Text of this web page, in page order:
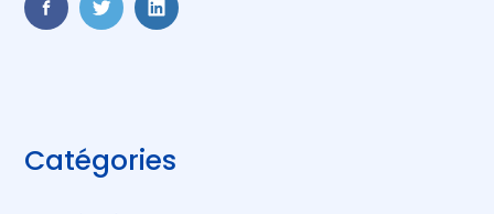
FaceBook
TwitterLinkedIn
Blog
sidebar
Catégories